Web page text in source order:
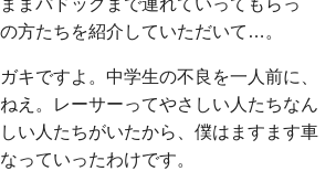
方たちを紹介していただいて…。
キですよ。中学生の不良を一人前に、
え。レーサーってやさしい人たちなん
い人たちがいたから、僕はますます車
っていったわけです。